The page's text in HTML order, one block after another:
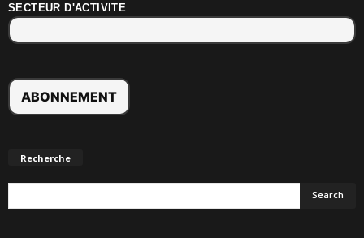
SECTEUR D'ACTIVITE
Recherche